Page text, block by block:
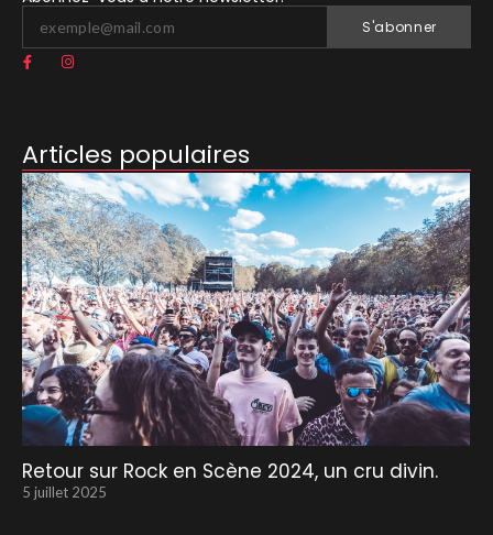
S'abonner
Articles populaires
Retour sur Rock en Scène 2024, un cru divin.
5 juillet 2025